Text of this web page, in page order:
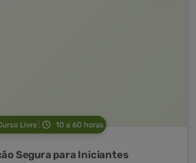
Livre 10 a 60 horas
Segura para Iniciantes